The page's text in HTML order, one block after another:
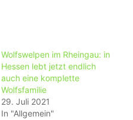
Wolfswelpen im Rheingau: in
Hessen lebt jetzt endlich
auch eine komplette
Wolfsfamilie
29. Juli 2021
In "Allgemein"